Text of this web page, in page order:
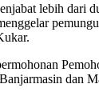
lebih dari
dan